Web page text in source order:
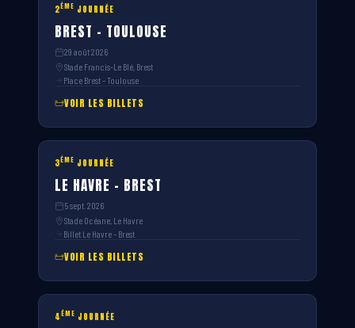
2ÈME JOURNÉE
BREST – TOULOUSE
29 août 2026
Stade Francis-Le Blé, Brest
Place Brest – Toulouse
VOIR LES BILLETS
3ÈME JOURNÉE
LE HAVRE – BREST
5 sept. 2026
Stade Océane, Le Havre
Billet Le Havre – Brest
VOIR LES BILLETS
4ÈME JOURNÉE